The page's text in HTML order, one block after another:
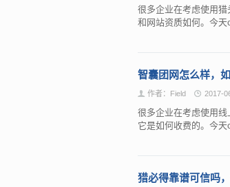
很多企业在考虑使用
和网站资质如何。今
智囊团网怎么样，
作者：Field 2017-
很多企业在考虑使用线
它是如何收费的。今
猎必得靠谱可信吗